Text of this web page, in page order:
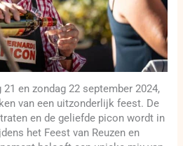
en zondag 22 september 2024,
van een uitzonderlijk feest. De
en de geliefde picon wordt in
het Feest van Reuzen en